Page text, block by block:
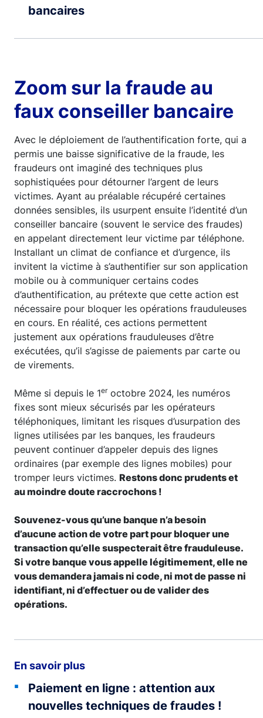
bancaires
Zoom sur la fraude au
faux conseiller bancaire
Avec le déploiement de l’authentification forte, qui a
permis une baisse significative de la fraude, les
fraudeurs ont imaginé des techniques plus
sophistiquées pour détourner l’argent de leurs
victimes. Ayant au préalable récupéré certaines
données sensibles, ils usurpent ensuite l’identité d’un
conseiller bancaire (souvent le service des fraudes)
en appelant directement leur victime par téléphone.
Installant un climat de confiance et d’urgence, ils
invitent la victime à s’authentifier sur son application
mobile ou à communiquer certains codes
d’authentification, au prétexte que cette action est
nécessaire pour bloquer les opérations frauduleuses
en cours. En réalité, ces actions permettent
justement aux opérations frauduleuses d’être
exécutées, qu’il s’agisse de paiements par carte ou
de virements.
Même si depuis le 1eroctobre 2024, les numéros
fixes sont mieux sécurisés par les opérateurs
téléphoniques, limitant les risques d’usurpation des
lignes utilisées par les banques, les fraudeurs
peuvent continuer d’appeler depuis des lignes
ordinaires (par exemple des lignes mobiles) pour
tromper leurs victimes. Restons donc prudents et
au moindre doute raccrochons !
Souvenez-vous qu’une banque n’a besoin
d’aucune action de votre part pour bloquer une
transaction qu’elle suspecterait être frauduleuse.
Si votre banque vous appelle légitimement, elle ne
vous demandera jamais ni code, ni mot de passe ni
identifiant, ni d’effectuer ou de valider des
opérations.
En savoir plus
Paiement en ligne : attention aux
nouvelles techniques de fraudes !